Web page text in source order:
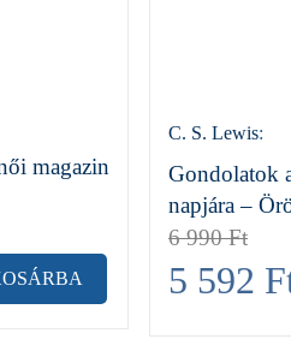
magazin
C. S. Lewis:
Gondolatok
napjára –
6 990Ft
5 592